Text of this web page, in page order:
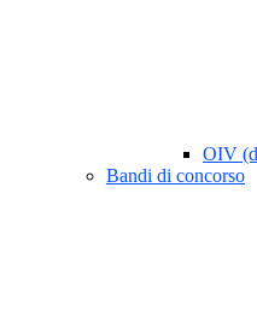
OIV
Bandi di concorso